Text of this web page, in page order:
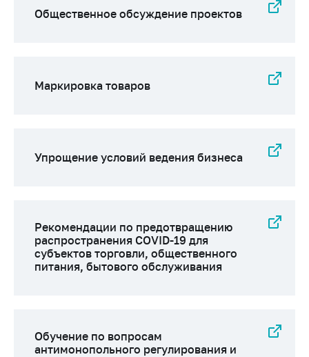
Общественное обсуждение проектов
Маркировка товаров
Упрощение условий ведения бизнеса
Рекомендации по предотвращению
распространения COVID-19 для
субъектов торговли, общественного
питания, бытового обслуживания
Обучение по вопросам
антимонопольного регулирования и